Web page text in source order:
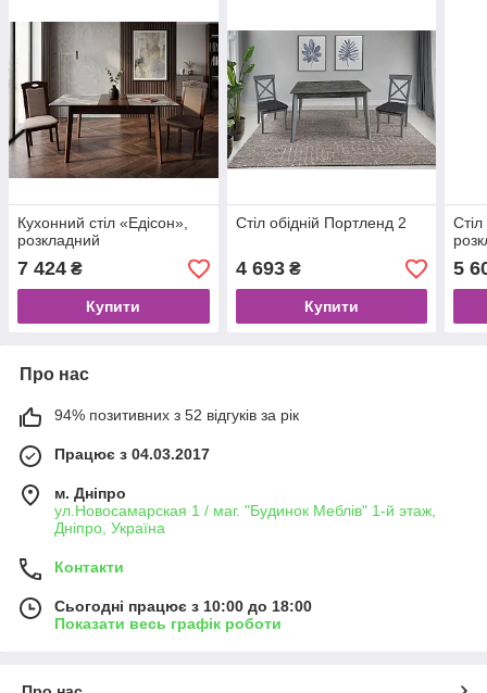
Кухонний стіл «Едісон»,
розкладний
7 424 ₴
Купити
Стіл обідній Портленд 2
4 693₴
Купити
5
Про нас
94% позитивних з 52 відгуків за рік
Працює з 04.03.2017
м. Дніпро
ул.Новосамарская 1 / маг. "Будинок Меблiв" 1-й этаж,
Дніпро, Україна
Контакти
Сьогодні працює з 10:00 до 18:00
Показати весь графік роботи